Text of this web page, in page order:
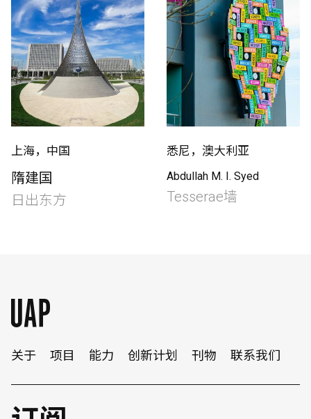
上海，中国
隋建国
日出东方
悉尼，澳大利亚
Abdullah M. I. Syed
Tesserae墙
关于 项目 能力 创新计划 刊物 联系我们